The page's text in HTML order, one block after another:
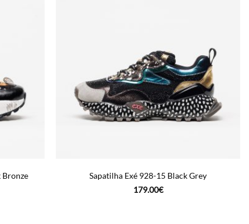
Bronze
Sapatilha Exé 928-15 Black Grey
179.00€